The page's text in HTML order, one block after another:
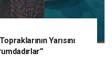
Yarısını